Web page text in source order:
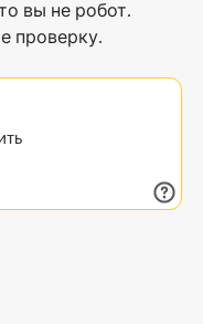
вы не робот.
проверку.